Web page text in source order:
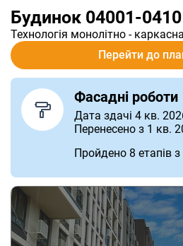
Будинок 04001-
Технологія монолітно - каркасна
Перейти до
Фасадні роботи
Дата здачі 4 кв.
Перенесено з 1 кв.
Пройдено 8 етапів з